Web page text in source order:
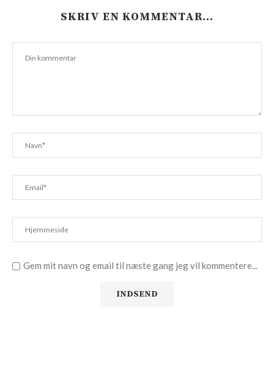
SKRIV EN KOMMENTAR…
Gem mit navn og email til næste gang jeg vil kommentere...